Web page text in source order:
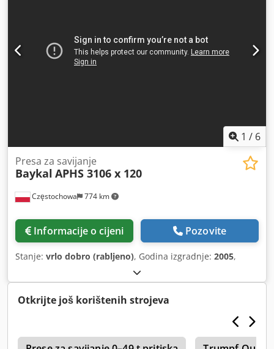
1 / 6
Częstochowa 774 km
Presa za savijanje
Baykal APHS 3106 x 120
Informacije o cijeni Pozovite
Stanje: vrlo dobro (rabljeno), Godina izgradnje: 2005,
Otkrijte još korištenih strojeva